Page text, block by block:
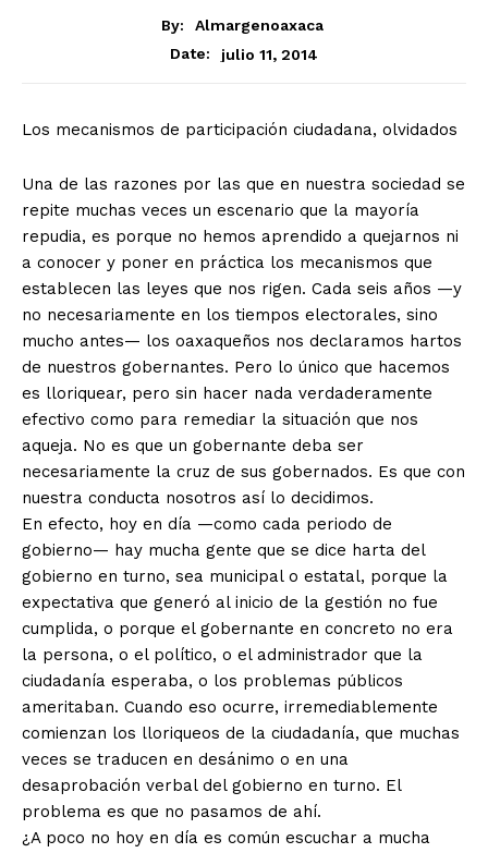
By:
Almargenoaxaca
Date:
julio 11, 2014
Los mecanismos de participación ciudadana, olvidados
Una de las razones por las que en nuestra sociedad se
repite muchas veces un escenario que la mayoría
repudia, es porque no hemos aprendido a quejarnos ni
a conocer y poner en práctica los mecanismos que
establecen las leyes que nos rigen. Cada seis años —y
no necesariamente en los tiempos electorales, sino
mucho antes— los oaxaqueños nos declaramos hartos
de nuestros gobernantes. Pero lo único que hacemos
es lloriquear, pero sin hacer nada verdaderamente
efectivo como para remediar la situación que nos
aqueja. No es que un gobernante deba ser
necesariamente la cruz de sus gobernados. Es que con
nuestra conducta nosotros así lo decidimos.
En efecto, hoy en día —como cada periodo de
gobierno— hay mucha gente que se dice harta del
gobierno en turno, sea municipal o estatal, porque la
expectativa que generó al inicio de la gestión no fue
cumplida, o porque el gobernante en concreto no era
la persona, o el político, o el administrador que la
ciudadanía esperaba, o los problemas públicos
ameritaban. Cuando eso ocurre, irremediablemente
comienzan los lloriqueos de la ciudadanía, que muchas
veces se traducen en desánimo o en una
desaprobación verbal del gobierno en turno. El
problema es que no pasamos de ahí.
¿A poco no hoy en día es común escuchar a mucha